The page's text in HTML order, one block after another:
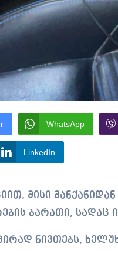
WhatsApp
LinkedIn
ბარათი, სადაც
ნივთებს,